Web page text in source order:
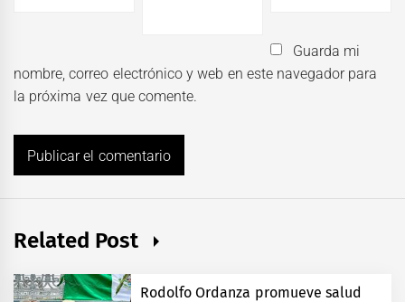
Guarda mi
nombre, correo electrónico y web en este navegador para
la próxima vez que comente.
Related Post
Rodolfo Ordanza promueve salud